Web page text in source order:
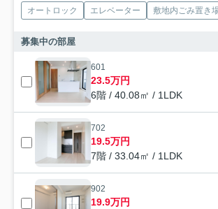
オートロック エレベーター 敷地内ごみ置き
募集中の部屋
601
23.5万円
6階 / 40.08㎡ / 1LDK
702
19.5万円
7階 / 33.04㎡ / 1LDK
902
19.9万円